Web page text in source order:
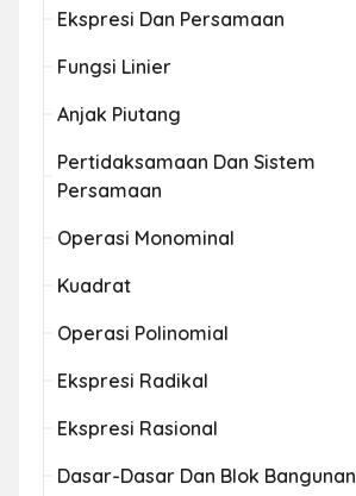
Ekspresi Dan Persamaan
Fungsi Linier
Anjak Piutang
Pertidaksamaan Dan Sistem
Persamaan
Operasi Monominal
Kuadrat
Operasi Polinomial
Ekspresi Radikal
Ekspresi Rasional
Dasar-Dasar Dan Blok Bangunan